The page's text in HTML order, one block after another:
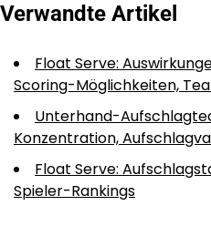
Verwandte Artikel
Float Serve:
Scoring-Möglichkeiten,
Unterhand-
Konzentration,
Float Serve:
Spieler-Rankings